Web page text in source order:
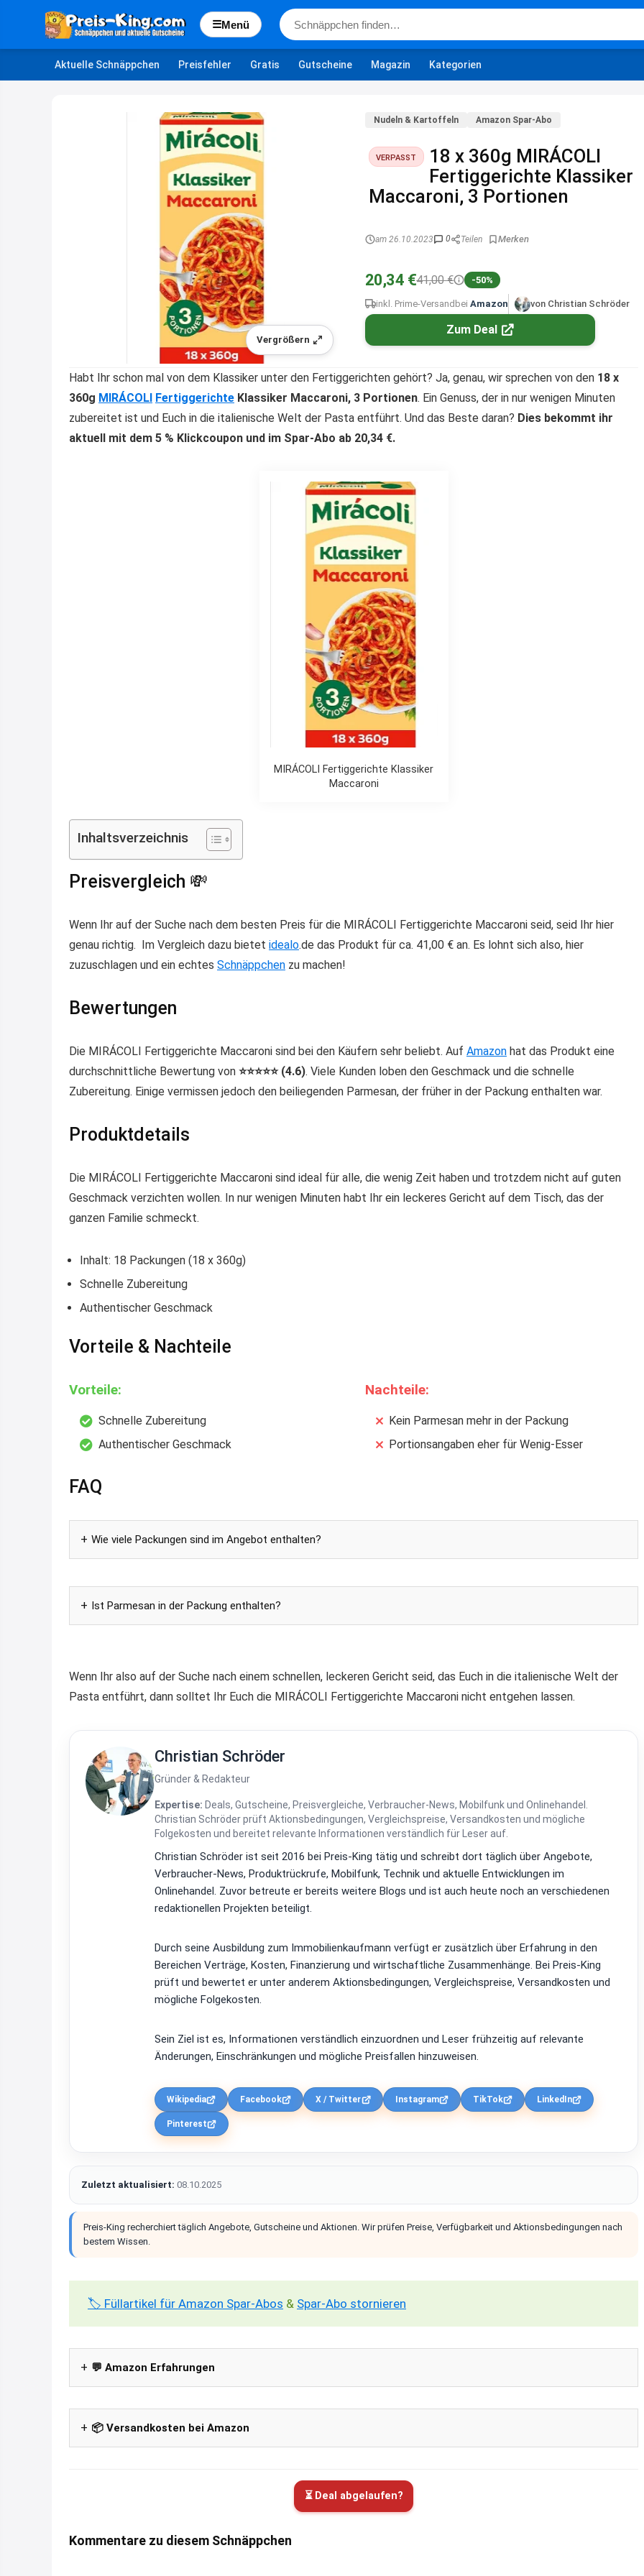
☰Menü
Aktuelle Schnäppchen Preisfehler Gratis Gutscheine Magazin Kategorien
Vergrößern
Nudeln & Kartoffeln Amazon Spar-Abo
VERPASST
18 x 360g MIRÁCOLI
Fertiggerichte Klassiker
Maccaroni, 3 Portionen
am 26.10.2023 0 Teilen
20,34 €41,00 € -50%
inkl. Prime-Versand bei Amazon von Christian Schröder
Zum Deal
Habt Ihr schon mal von dem Klassiker unter den Fertiggerichten gehört? Ja, genau, wir sprechen von den 18 x
360g MIRÁCOLI Fertiggerichte Klassiker Maccaroni, 3 Portionen. Ein Genuss, der in nur wenigen Minuten
zubereitet ist und Euch in die italienische Welt der Pasta entführt. Und das Beste daran? Dies bekommt ihr
aktuell mit dem 5 % Klickcoupon und im Spar-Abo ab 20,34 €.
MIRÁCOLI Fertiggerichte Klassiker
Maccaroni
Inhaltsverzeichnis
Preisvergleich 💸
Wenn Ihr auf der Suche nach dem besten Preis für die MIRÁCOLI Fertiggerichte Maccaroni seid, seid Ihr hier
genau richtig. Im Vergleich dazu bietet idealo.de das Produkt für ca. 41,00 € an. Es lohnt sich also, hier
zuzuschlagen und ein echtes Schnäppchen zu machen!
Bewertungen
Die MIRÁCOLI Fertiggerichte Maccaroni sind bei den Käufern sehr beliebt. Auf Amazon hat das Produkt eine
durchschnittliche Bewertung von ⭐️⭐️⭐️⭐️⭐️ (4.6). Viele Kunden loben den Geschmack und die schnelle
Zubereitung. Einige vermissen jedoch den beiliegenden Parmesan, der früher in der Packung enthalten war.
Produktdetails
Die MIRÁCOLI Fertiggerichte Maccaroni sind ideal für alle, die wenig Zeit haben und trotzdem nicht auf guten
Geschmack verzichten wollen. In nur wenigen Minuten habt Ihr ein leckeres Gericht auf dem Tisch, das der
ganzen Familie schmeckt.
Inhalt: 18 Packungen (18 x 360g)
Schnelle Zubereitung
Authentischer Geschmack
Vorteile & Nachteile
Vorteile:
Schnelle Zubereitung
Authentischer Geschmack
Nachteile:
Kein Parmesan mehr in der Packung
Portionsangaben eher für Wenig-Esser
FAQ
Wie viele Packungen sind im Angebot enthalten?
Ist Parmesan in der Packung enthalten?
Wenn Ihr also auf der Suche nach einem schnellen, leckeren Gericht seid, das Euch in die italienische Welt der
Pasta entführt, dann solltet Ihr Euch die MIRÁCOLI Fertiggerichte Maccaroni nicht entgehen lassen.
Christian Schröder
Gründer & Redakteur
Expertise: Deals, Gutscheine, Preisvergleiche, Verbraucher-News, Mobilfunk und Onlinehandel.
Christian Schröder prüft Aktionsbedingungen, Vergleichspreise, Versandkosten und mögliche
Folgekosten und bereitet relevante Informationen verständlich für Leser auf.
Christian Schröder ist seit 2016 bei Preis-King tätig und schreibt dort täglich über Angebote,
Verbraucher-News, Produktrückrufe, Mobilfunk, Technik und aktuelle Entwicklungen im
Onlinehandel. Zuvor betreute er bereits weitere Blogs und ist auch heute noch an verschiedenen
redaktionellen Projekten beteiligt.
Durch seine Ausbildung zum Immobilienkaufmann verfügt er zusätzlich über Erfahrung in den
Bereichen Verträge, Kosten, Finanzierung und wirtschaftliche Zusammenhänge. Bei Preis-King
prüft und bewertet er unter anderem Aktionsbedingungen, Vergleichspreise, Versandkosten und
mögliche Folgekosten.
Sein Ziel ist es, Informationen verständlich einzuordnen und Leser frühzeitig auf relevante
Änderungen, Einschränkungen und mögliche Preisfallen hinzuweisen.
Wikipedia Facebook X / Twitter Instagram TikTok LinkedIn
Pinterest
Zuletzt aktualisiert: 08.10.2025
Preis-King recherchiert täglich Angebote, Gutscheine und Aktionen. Wir prüfen Preise, Verfügbarkeit und Aktionsbedingungen nach
bestem Wissen.
🏷️ Füllartikel für Amazon Spar-Abos & Spar-Abo stornieren
💬 Amazon Erfahrungen
📦 Versandkosten bei Amazon
⏳ Deal abgelaufen?
Kommentare zu diesem Schnäppchen